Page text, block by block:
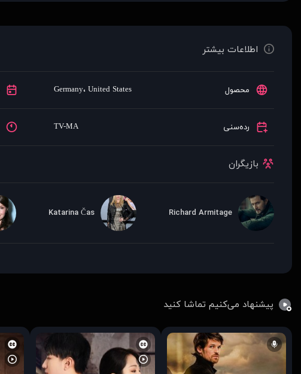
اطلاعات بیشتر
محصول Germany، United States
رده‌سنی TV-MA
بازیگران
Richard Armitage
Katarina Čas
پیشنهاد می‌کنیم تماشا کنید